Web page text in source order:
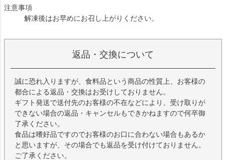
注意事項
解凍後はお早めにお召し上がりください。
返品・交換について
誠に恐れ入りますが、食料品という商品の性質上、お客様の
都合による返品・交換はお受けしておりません。
ギフト発送で送付先のお客様の不在などにより、受け取りが
できない場合の返品・キャンセルもできかねますので何卒御
了承ください。
食品は嗜好品ですのでお客様のお口に合わない場合もあるか
と思いますが、その場合でも返品を受け付けておりません。
ご了承ください。